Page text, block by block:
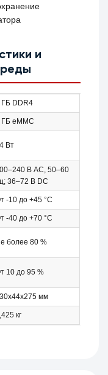
и
ГБ DDR4
ГБ eMMC
Вт
В AC, 50–60
36–72 В DC
-10 до +45 °С
-40 до +70 °С
более 80 %
10 до 95 %
мм
кг